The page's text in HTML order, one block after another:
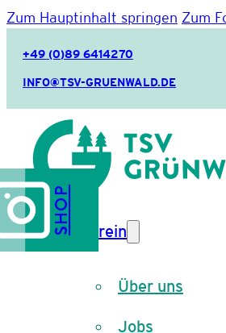
Zum Hauptinhalt springen Zum
+49 (0)89 6414270
INFO@TSV-GRUENWALD.DE
Verein
Über uns
Jobs
SHOP